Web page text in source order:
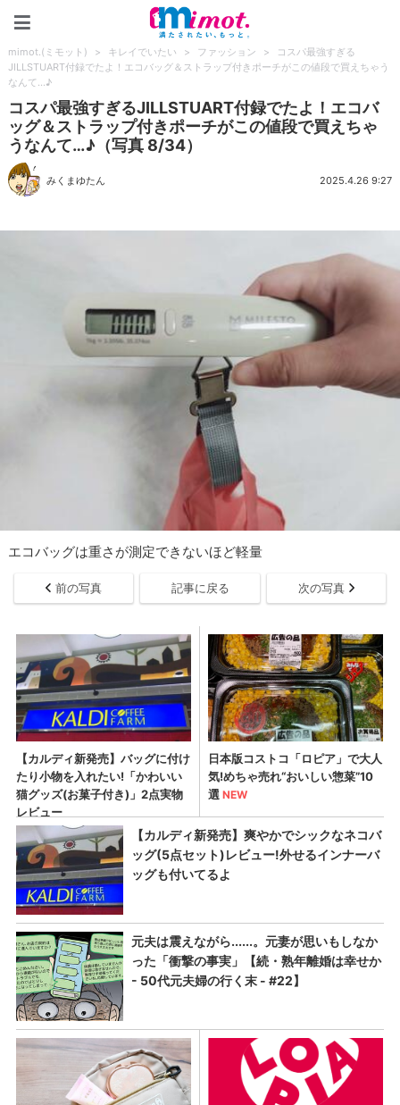
mimot.(ミモット) > キレイでいたい > ファッション >
コスパ最強すぎる
JILLSTUART付録でたよ！エコバッグ＆ストラップ付きポーチがこの値段で買えちゃう
なんて…♪
コスパ最強すぎるJILLSTUART付録でたよ！エコバ
ッグ＆ストラップ付きポーチがこの値段で買えちゃ
うなんて…♪（写真 8/34）
みくまゆたん 2025.4.26 9:27
エコバッグは重さが測定できないほど軽量
前の写真 記事に戻る 次の写真